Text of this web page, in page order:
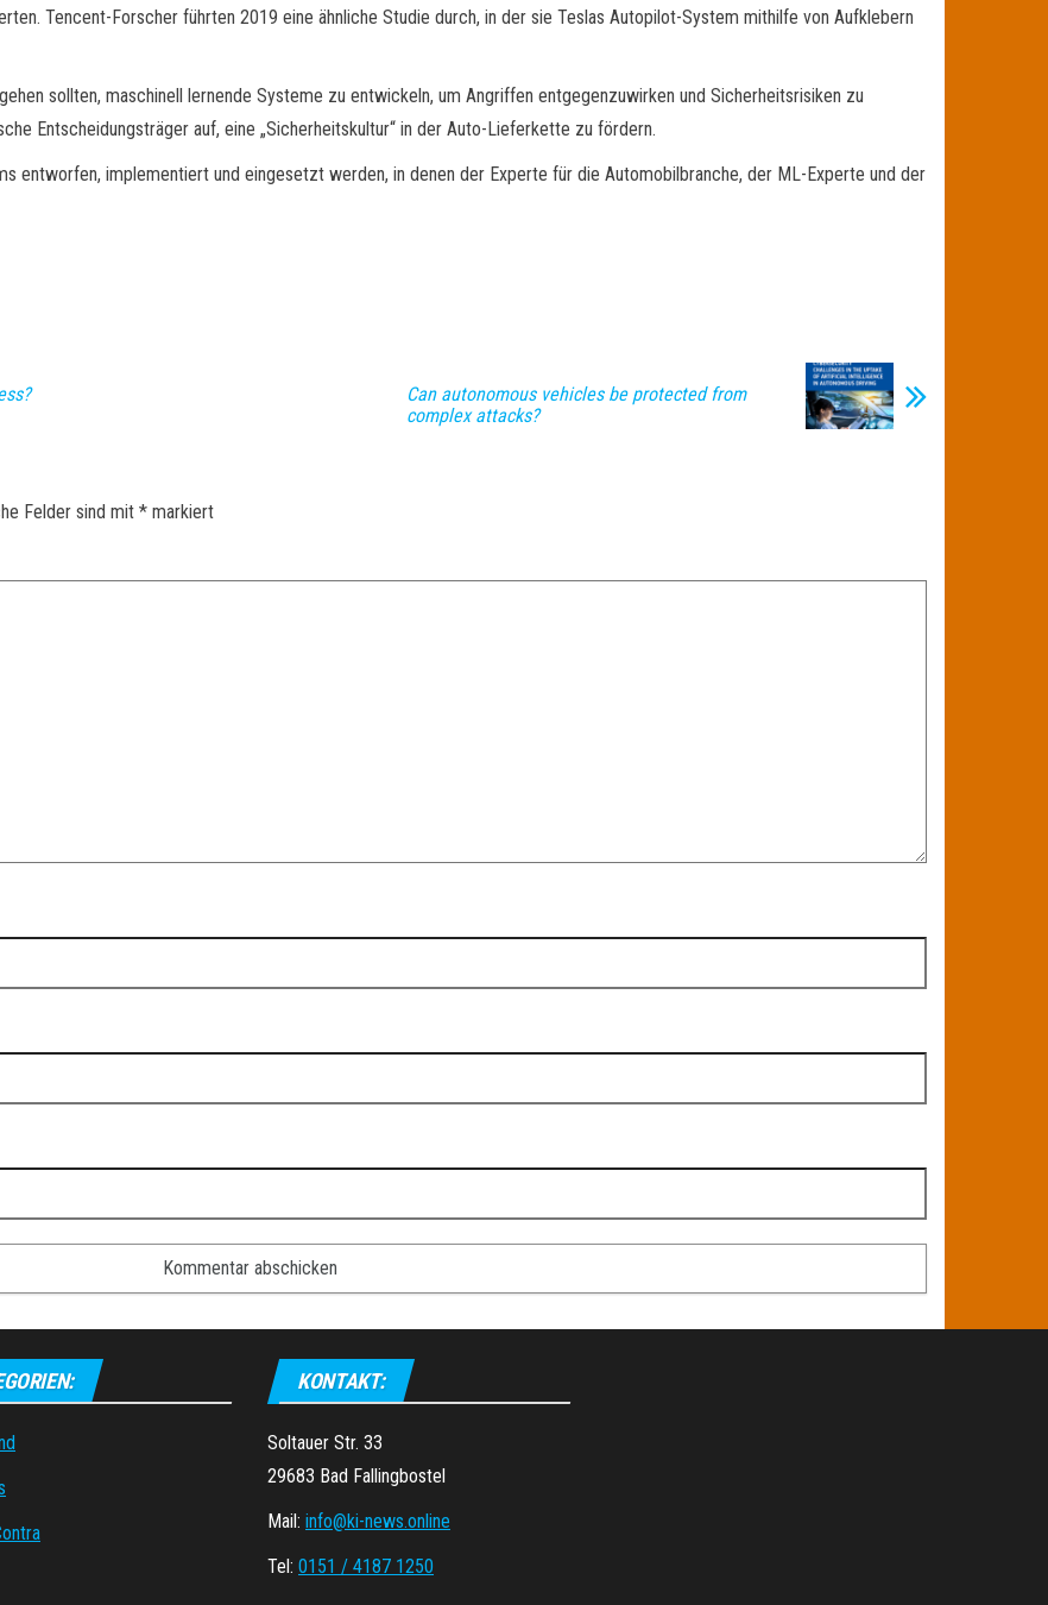
Tencent-Forscher führten 2019 eine ähnliche Studie durch, in der sie Teslas Autopilot-System mithilfe von Aufklebern
sollten, maschinell lernende Systeme zu entwickeln, um Angriffen entgegenzuwirken und Sicherheitsrisiken zu
Entscheidungsträger auf, eine „Sicherheitskultur“ in der Auto-Lieferkette zu fördern.
entworfen, implementiert und eingesetzt werden, in denen der Experte für die Automobilbranche, der ML-Experte und der
Can autonomous vehicles be protected from
complex attacks?
Felder sind mit * markiert
KONTAKT:
Soltauer Str. 33
29683 Bad Fallingbostel
Mail: info@ki-news.online
Tel: 0151 / 4187 1250